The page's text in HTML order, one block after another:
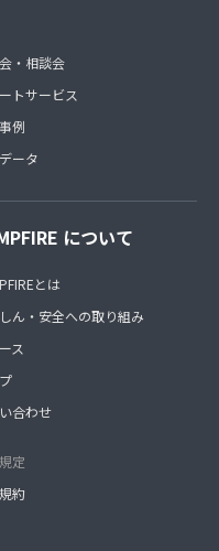
・相談会
トサービス
例
ータ
について
とは
ん・安全への取り組み
ス
合わせ
定
約